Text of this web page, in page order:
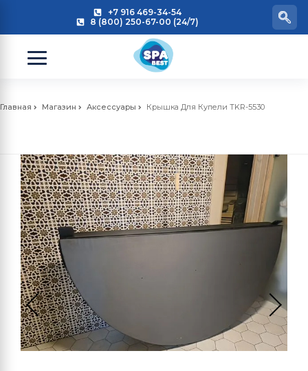
+7 916 469-34-54
8 (800) 250-67-00 (24/7)
Главная Магазин Аксессуары Крышка Для Купели TKR-5530